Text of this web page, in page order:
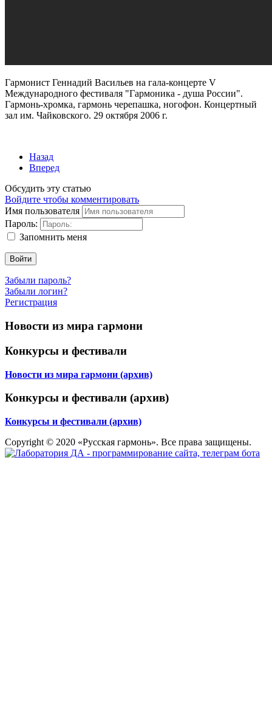
Гармонист Геннадий Васильев на гала-концерте V
Международного фестиваля "Гармоника - душа России".
Гармонь-хромка, гармонь черепашка, ногофон. Концертный
зал им. Чайковского. 29 октября 2006 г.
Назад
Вперед
Обсудить эту статью
Войдите чтобы комментировать
Имя пользователя
Пароль:
Запомнить меня
Войти
Забыли пароль?
Забыли логин?
Регистрация
Новости из мира гармони
Конкурсы и фестивали
Новости из мира гармони (архив)
Конкурсы и фестивали (архив)
Конкурсы и фестивали (архив)
Copyright © 2020 «Русская гармонь». Все права защищены.